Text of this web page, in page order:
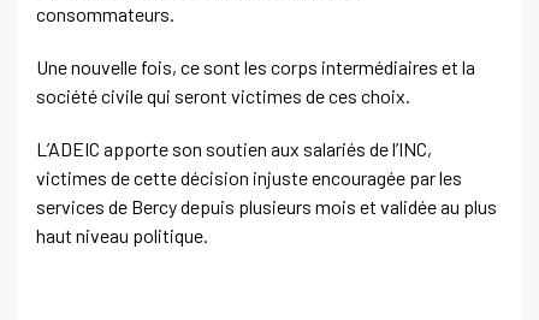
consommateurs.
Une nouvelle fois, ce sont les corps intermédiaires et la
société civile qui seront victimes de ces choix.
L’ADEIC apporte son soutien aux salariés de l’INC,
victimes de cette décision injuste encouragée par les
services de Bercy depuis plusieurs mois et validée au plus
haut niveau politique.